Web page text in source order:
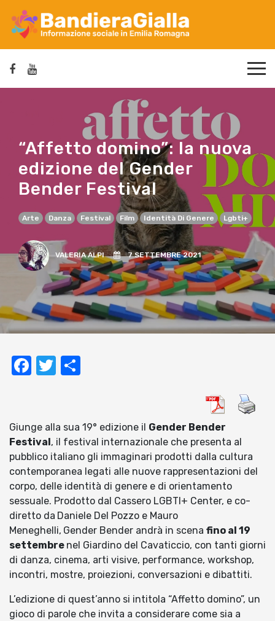
“Affetto domino”: la nuova
edizione del Gender
Bender Festival
Arte Danza Festival Film Identità Di Genere Lgbti+
VALERIA ALPI 7 SETTEMBRE 2021
Facebook
Twitter
Giunge alla sua 19° edizione il Gender Bender
Festival , il festival internazionale che presenta al
pubblico italiano gli immaginari prodotti dalla cultura
contemporanea legati alle nuove rappresentazioni del
corpo, delle identità di genere e di orientamento
sessuale. Prodotto dal Cassero LGBTI+ Center, e co-
diretto da Daniele Del Pozzo e Mauro
Meneghelli, Gender Bender andrà in scena fino al 19
settembre nel Giardino del Cavaticcio, con tanti giorni
di danza, cinema, arti visive, performance, workshop,
incontri, mostre, proiezioni, conversazioni e dibattiti.
L’edizione di quest’anno si intitola “Affetto domino”, un
gioco di parole che invita a considerare come sia a